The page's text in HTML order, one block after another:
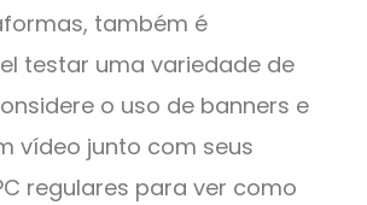
também é
testar uma variedade de
o uso de banners e
vídeo junto com seus
regulares para ver como